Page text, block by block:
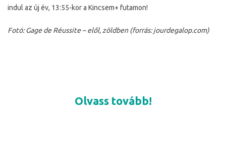
indul az új év, 13:55-kor a Kincsem+ futamon!
Fotó: Gage de Réussite – elől, zöldben (forrás: jourdegalop.com)
Olvass tovább!